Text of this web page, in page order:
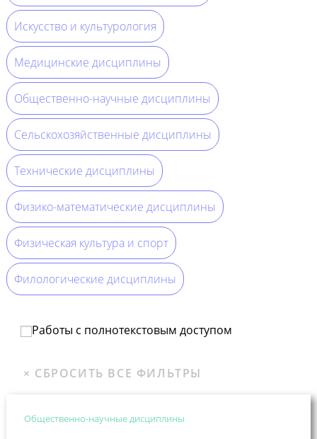
Искусство и культурология
Медицинские дисциплины
Общественно-научные дисциплины
Сельскохозяйственные дисциплины
Технические дисциплины
Физико-математические дисциплины
Физическая культура и спорт
Филологические дисциплины
Работы с полнотекстовым доступом
Общественно-научные дисциплины